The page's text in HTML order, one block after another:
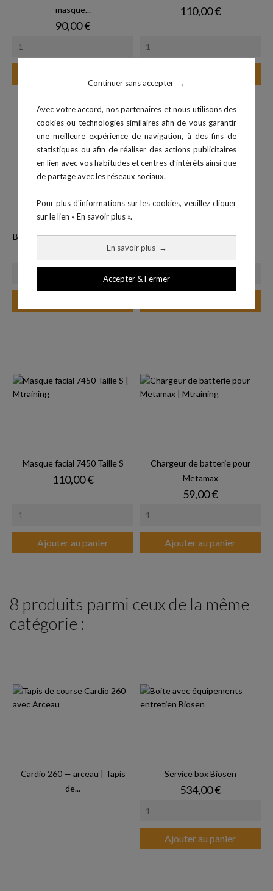
Continuer sans accepter →
Avec votre accord, nos partenaires et nous utilisons des
cookies ou technologies similaires afin de vous garantir
une meilleure expérience de navigation, à des fins de
statistiques ou afin de réaliser des actions publicitaires
en lien avec vos habitudes et centres d’intérêts ainsi que
de partage avec les réseaux sociaux.
Pour plus d'informations sur les cookies, veuillez cliquer
sur le lien « En savoir plus ».
En savoir plus →
Accepter & Fermer
masque...
Prix
90,00 €
Prix
110,00 €
Bonnette taille S pour masque... Capteur de tapis de course...
Prix
107,10 €
-10%
Masque facial 7450 Taille S
Prix
110,00 €
Ajouter au panier
Chargeur de batterie pour
Metamax
Prix
59,00 €
Ajouter au panier
8 produits parmi ceux de la même
catégorie :
Cardio 260 — arceau | Tapis
de...
Service box Biosen
Prix
534,00 €
Ajouter au panier